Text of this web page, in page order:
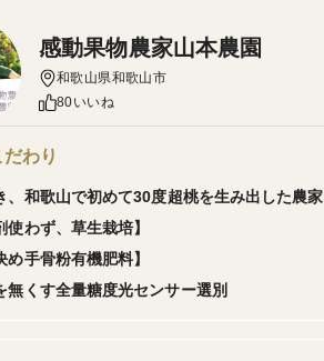
感動果物農家山本農園
和歌山県和歌山市
80いいね
わり
、和歌山で初めて30度超桃を生み出した農家
使わず、草生栽培】
め手骨粉有機肥料】
無くす全量糖度光センサー選別